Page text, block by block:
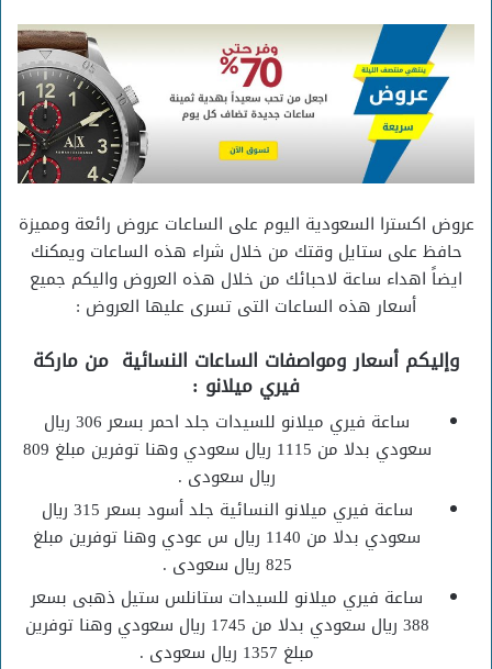
عروض اكسترا السعودية اليوم على الساعات عروض رائعة ومميزة
حافظ على ستايل وقتك من خلال شراء هذه الساعات ويمكنك
ايضاً اهداء ساعة لاحبائك من خلال هذه العروض واليكم جميع
أسعار هذه الساعات التى تسرى عليها العروض :
وإليكم أسعار ومواصفات الساعات النسائية من ماركة
فيري ميلانو :
ساعة فيري ميلانو للسيدات جلد احمر بسعر 306 ريال
سعودي بدلا من 1115 ريال سعودي وهنا توفرين مبلغ 809
ريال سعودى .
ساعة فيري ميلانو النسائية جلد أسود بسعر 315 ريال
سعودي بدلا من 1140 ريال س عودي وهنا توفرين مبلغ
825 ريال سعودى .
ساعة فيري ميلانو للسيدات ستانلس ستيل ذهبى بسعر
388 ريال سعودي بدلا من 1745 ريال سعودي وهنا توفرين
مبلغ 1357 ريال سعودى .